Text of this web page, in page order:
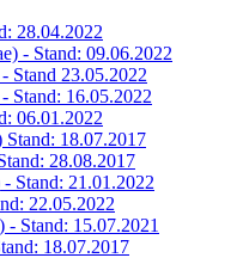
28.04.2022
- Stand: 09.06.2022
Stand 23.05.2022
Stand: 16.05.2022
06.01.2022
Stand: 18.07.2017
28.08.2017
Stand: 21.01.2022
22.05.2022
Stand: 15.07.2021
18.07.2017